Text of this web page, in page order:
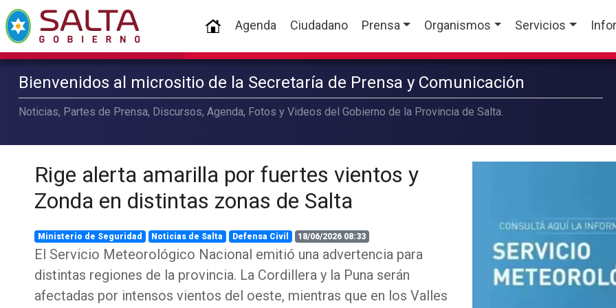
(current)
Agenda Ciudadano Prensa Organismos Servicios
Bienvenidos al micrositio de la Secretaría de Prensa y Comunicación
Noticias, Partes de Prensa, Discursos, Agenda, Fotos y Videos del Gobierno de la Provincia de Salta.
Rige alerta amarilla por fuertes vientos y
Zonda en distintas zonas de Salta
Ministerio de Seguridad Noticias de Salta Defensa Civil 18/06/2026 08:33
El Servicio Meteorológico Nacional emitió una advertencia para
distintas regiones de la provincia. La Cordillera y la Puna serán
afectadas por intensos vientos del oeste, mientras que en los Valles